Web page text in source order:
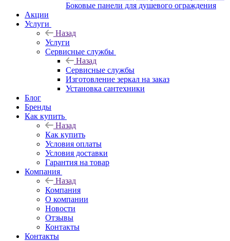
Боковые панели для душевого ограждения
Акции
Услуги
Назад
Услуги
Сервисные службы
Назад
Сервисные службы
Изготовление зеркал на заказ
Установка сантехники
Блог
Бренды
Как купить
Назад
Как купить
Условия оплаты
Условия доставки
Гарантия на товар
Компания
Назад
Компания
О компании
Новости
Отзывы
Контакты
Контакты